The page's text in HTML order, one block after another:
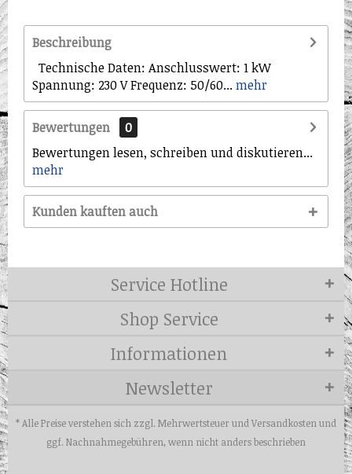
Beschreibung
Technische Daten: Anschlusswert: 1 kW
Spannung: 230 V Frequenz: 50/60...mehr
Bewertungen
0
Bewertungen lesen, schreiben und diskutieren...
mehr
Kunden kauften auch
Service Hotline
Shop Service
Informationen
Newsletter
* Alle Preise verstehen sich zzgl. Mehrwertsteuer und Versandkosten und
ggf. Nachnahmegebühren, wenn nicht anders beschrieben